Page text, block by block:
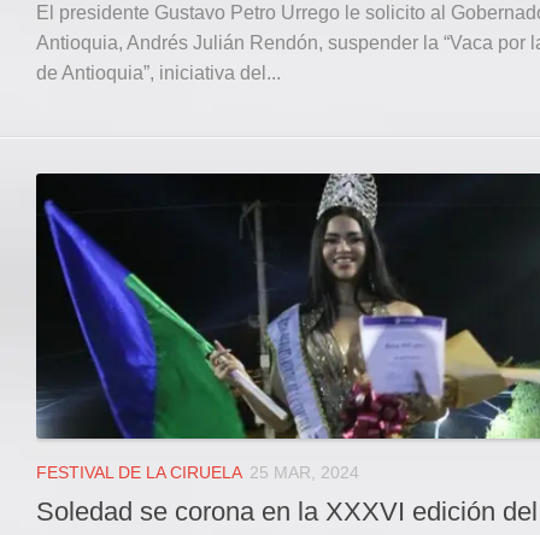
Registro ISSN: 2711-3299
El presidente Gustavo Petro Urrego le solicito al
Antioquia, Andrés Julián Rendón, suspender la “Vaca por
de Antioquia”, iniciativa del...
FESTIVAL DE LA CIRUELA 25 MAR, 2024
Soledad se corona en la XXXVI edición del